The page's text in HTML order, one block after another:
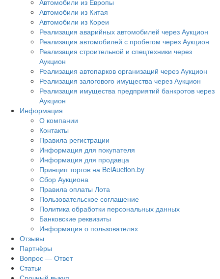
Автомобили из Европы
Автомобили из Китая
Автомобили из Кореи
Реализация аварийных автомобилей через Аукцион
Реализация автомобилей с пробегом через Аукцион
Реализация строительной и спецтехники через
Аукцион
Реализация автопарков организаций через Аукцион
Реализация залогового имущества через Аукцион
Реализация имущества предприятий банкротов через
Аукцион
Информация
О компании
Контакты
Правила регистрации
Информация для покупателя
Информация для продавца
Принцип торгов на BelAuction.by
Сбор Аукциона
Правила оплаты Лота
Пользовательское соглашение
Политика обработки персональных данных
Банковские реквизиты
Информация о пользователях
Отзывы
Партнёры
Вопрос — Ответ
Статьи